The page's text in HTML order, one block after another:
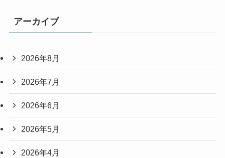
アーカイブ
2026年8月
2026年7月
2026年6月
2026年5月
2026年4月